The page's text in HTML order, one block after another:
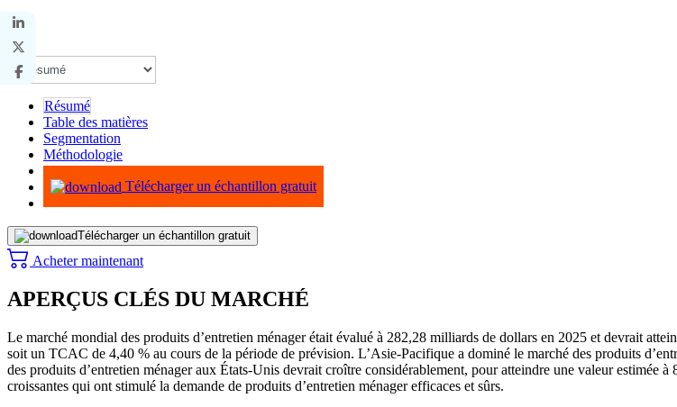
Résumé
Table des matières
Segmentation
Méthodologie
Infographie
Télécharger un échantillon gratuit
Télécharger un échantillon gratuit
Acheter maintenant
APERÇUS CLÉS DU MARCHÉ
Le marché mondial des produits d’entretien ménager était évalué à 282,28 milliards de dollars en 2025 et devrait
soit un TCAC de 4,40 % au cours de la période de prévision. L’Asie-Pacifique a dominé le marché des produits
des produits d’entretien ménager aux États-Unis devrait croître considérablement, pour atteindre une valeur estimée
croissantes qui ont stimulé la demande de produits d’entretien ménager efficaces et sûrs.